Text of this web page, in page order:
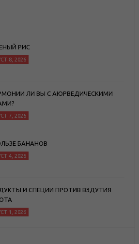
РИС
8, 2026
ЛИ ВЫ С АЮРВЕДИЧЕСКИМИ
7, 2026
БАНАНОВ
4, 2026
И СПЕЦИИ ПРОТИВ ВЗДУТИЯ
1, 2026